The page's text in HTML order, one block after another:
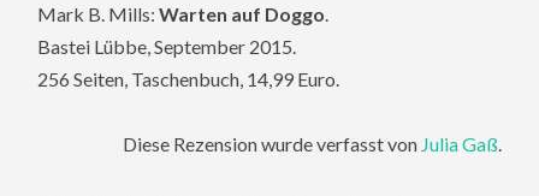
Mark B. Mills:Warten auf Doggo.
Bastei Lübbe, September 2015.
256 Seiten, Taschenbuch, 14,99 Euro.
Diese Rezension wurde verfasst von Julia Gaß.